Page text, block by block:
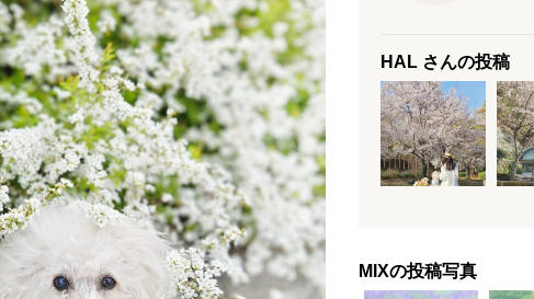
HAL さんの投稿
MIXの投稿写真